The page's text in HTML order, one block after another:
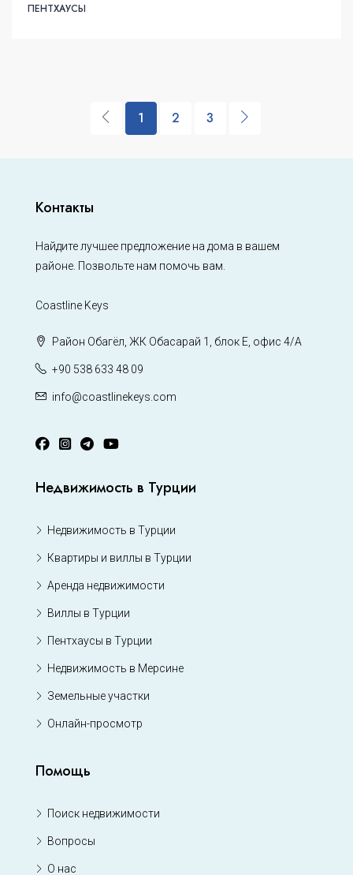
ПЕНТХАУСЫ
1 2 3
Контакты
Найдите лучшее предложение на дома в вашем
районе. Позвольте нам помочь вам.
Coastline Keys
Район Обагёл, ЖК Обасарай 1, блок Е, офис 4/А
+90 538 633 48 09
info@coastlinekeys.com
Недвижимость в Турции
Недвижимость в Турции
Квартиры и виллы в Турции
Аренда недвижимости
Виллы в Турции
Пентхаусы в Турции
Недвижимость в Мерсине
Земельные участки
Онлайн-просмотр
Помощь
Поиск недвижимости
Вопросы
О нас